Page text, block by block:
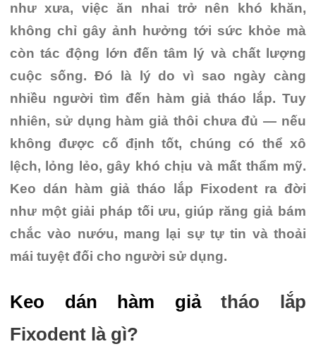
như xưa, việc ăn nhai trở nên khó khăn,
không chỉ gây ảnh hưởng tới sức khỏe mà
còn tác động lớn đến tâm lý và chất lượng
cuộc sống. Đó là lý do vì sao ngày càng
nhiều người tìm đến hàm giả tháo lắp. Tuy
nhiên, sử dụng hàm giả thôi chưa đủ — nếu
không được cố định tốt, chúng có thể xô
lệch, lỏng lẻo, gây khó chịu và mất thẩm mỹ.
Keo dán hàm giả tháo lắp Fixodent ra đời
như một giải pháp tối ưu, giúp răng giả bám
chắc vào nướu, mang lại sự tự tin và thoải
mái tuyệt đối cho người sử dụng.
Keo dán hàm giảtháo lắp
Fixodent là gì?